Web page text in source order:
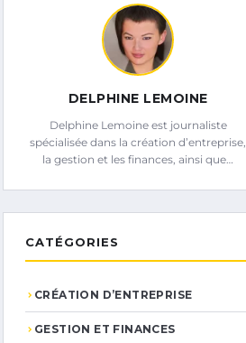
DELPHINE LEMOINE
Delphine Lemoine est journaliste
spécialisée dans la création d’entreprise,
la gestion et les finances, ainsi que…
CATÉGORIES
CRÉATION D’ENTREPRISE
GESTION ET FINANCES